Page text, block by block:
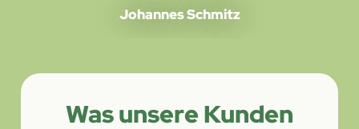
Johannes Schmitz
Was unsere Kunden